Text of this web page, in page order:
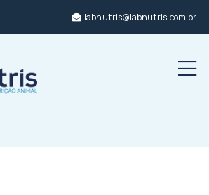
labnutris@labnutris.com.br